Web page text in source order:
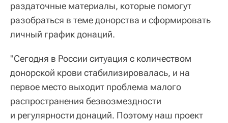
раздаточные материалы, которые помогут
разобраться в теме донорства и сформировать
личный график донаций.
"Сегодня в России ситуация с количеством
донорской крови стабилизировалась, и на
первое место выходит проблема малого
распространения безвозмездности
и регулярности донаций. Поэтому наш проект